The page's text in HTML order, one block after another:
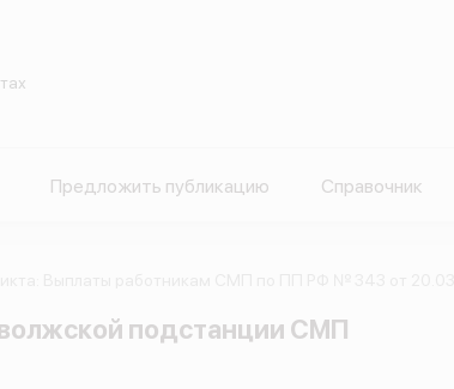
Предложить публикацию Справочник
подстанции СМП